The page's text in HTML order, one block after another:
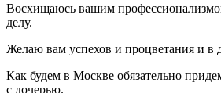
Восхищаюсь вашим
делу.
Желаю вам успехов и процветания и в
Как будем в Москве обязательно
с дочерью.